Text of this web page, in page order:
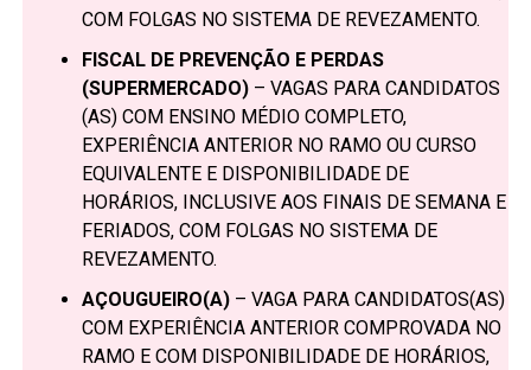
COM FOLGAS NO SISTEMA DE REVEZAMENTO.
FISCAL DE PREVENÇÃO E PERDAS
(SUPERMERCADO)– VAGAS PARA CANDIDATOS
(AS) COM ENSINO MÉDIO COMPLETO,
EXPERIÊNCIA ANTERIOR NO RAMO OU CURSO
EQUIVALENTE E DISPONIBILIDADE DE
HORÁRIOS, INCLUSIVE AOS FINAIS DE SEMANA E
FERIADOS, COM FOLGAS NO SISTEMA DE
REVEZAMENTO.
AÇOUGUEIRO(A)– VAGA PARA CANDIDATOS(AS)
COM EXPERIÊNCIA ANTERIOR COMPROVADA NO
RAMO E COM DISPONIBILIDADE DE HORÁRIOS,